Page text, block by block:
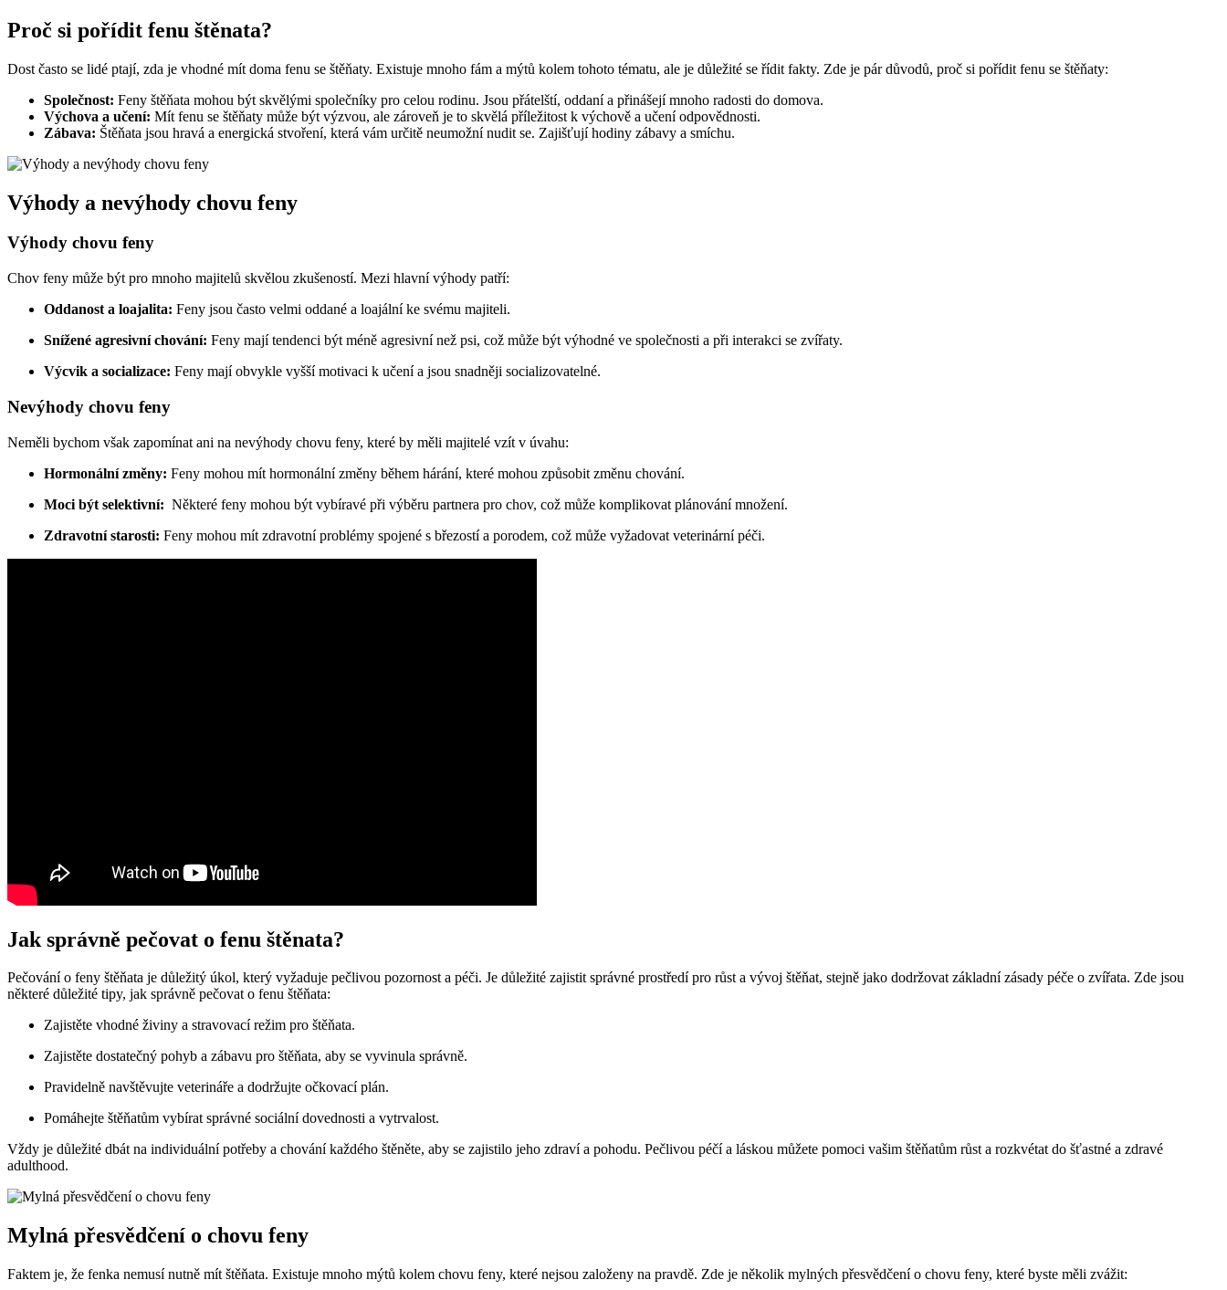
Proč⁢ si pořídit fenu štěnata?
Dost často se lidé ptají, ⁢zda⁤ je vhodné mít doma fenu se štěňaty. Existuje ‌mnoho fám ⁣a mýtů kolem tohoto tématu, ale ⁤je důležité⁢ se⁤ řídit fakty. Zde je pár důvodů, proč si pořídit fenu se štěňaty:
Společnost: Feny štěňata mohou být skvělými společníky pro celou rodinu. Jsou přátelští, oddaní a přinášejí mnoho radosti do domova.
Výchova a učení: Mít fenu se štěňaty může být výzvou, ale zároveň je to skvělá příležitost k výchově a učení odpovědnosti.
Zábava: Štěňata jsou hravá a energická stvoření, která vám určitě neumožní nudit se. Zajišťují hodiny zábavy a smíchu.
Výhody a nevýhody ⁤chovu feny
Výhody chovu feny
Chov feny může být pro mnoho majitelů skvělou zkušeností. Mezi hlavní výhody‌ patří:
Oddanost a‍ loajalita: Feny jsou často velmi oddané a loajální ke svému majiteli.
Snížené agresivní chování: Feny mají tendenci být méně agresivní než psi, což může být‍ výhodné ve společnosti a při interakci se zvířaty.
Výcvik a‍ socializace: Feny mají ⁤obvykle vyšší motivaci k učení a jsou​ snadněji socializovatelné.
Nevýhody⁣ chovu ​feny
Neměli bychom‍ však zapomínat ani ⁣na ​nevýhody chovu feny, které by měli ‍majitelé vzít v úvahu:
Hormonální‍ změny: Feny mohou mít hormonální změny ⁤během⁣ hárání, které mohou způsobit změnu chování.
Moci⁣ být selektivní: ⁢ Některé feny mohou být vybíravé při‌ výběru partnera pro chov,‌ což může komplikovat plánování množení.
Zdravotní starosti: Feny mohou mít zdravotní problémy spojené s⁤ březostí a porodem, což může vyžadovat veterinární péči.
Jak správně pečovat o ⁢fenu štěnata?
Pečování o feny štěňata je důležitý ⁢úkol, který vyžaduje pečlivou pozornost a péči. Je důležité zajistit ⁢správné prostředí⁢ pro růst a vývoj‍ štěňat, stejně jako dodržovat základní zásady péče‍ o zvířata. Zde jsou
některé⁤ důležité tipy, jak správně pečovat o ⁣fenu štěňata:
Zajistěte vhodné živiny ‌a‍ stravovací režim pro štěňata.
Zajistěte dostatečný pohyb a zábavu pro ‌štěňata, aby se vyvinula správně.
Pravidelně navštěvujte veterináře a dodržujte očkovací plán.
Pomáhejte štěňatům vybírat správné sociální dovednosti a vytrvalost.
Vždy je důležité dbát na ‌individuální potřeby​ a chování každého štěněte, aby‌ se zajistilo ⁣jeho zdraví a pohodu. Pečlivou péčí a láskou můžete ‍pomoci ‌vašim štěňatům růst a rozkvétat do šťastné a zdravé
adulthood.
Mylná přesvědčení o chovu feny
Faktem ⁢je, že⁢ fenka nemusí nutně mít štěňata. Existuje mnoho mýtů kolem ⁣chovu feny, ⁢které​ nejsou‍ založeny na pravdě. Zde je několik mylných přesvědčení o chovu feny, které byste ​měli ‌zvážit: